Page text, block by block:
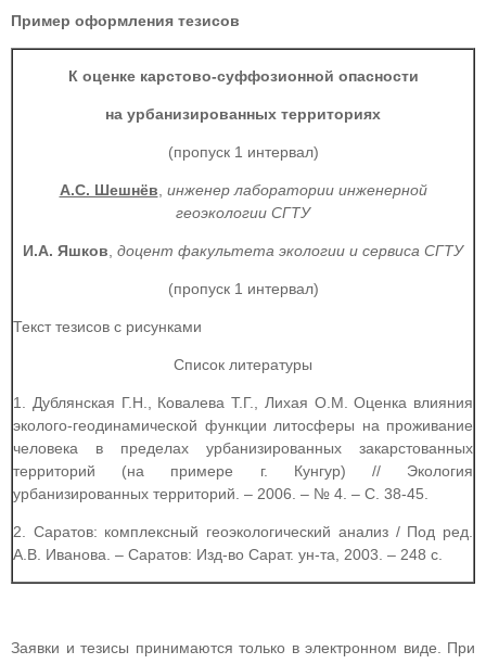
Пример оформления тезисов
К оценке карстово-суффозионной опасности
на урбанизированных территориях
(пропуск 1 интервал)
А.С. Шешнёв инженер лаборатории инженерной
геоэкологии СГТУ
И.А. Яшков доцент факультета экологии и сервиса СГТУ
(пропуск 1 интервал)
Текст тезисов с рисунками
Список литературы
1. Дублянская Г.Н., Ковалева Т.Г., Лихая О.М. Оценка влияния
эколого-геодинамической функции литосферы на проживание
человека в пределах урбанизированных закарстованных
территорий (на примере г. Кунгур) // Экология
урбанизированных территорий. – 2006. – № 4. – С. 38-45.
2. Саратов: комплексный геоэкологический анализ / Под ред.
А.В. Иванова. – Саратов: Изд-во Сарат. ун-та, 2003. – 248 с.
Заявки и тезисы принимаются только в электронном виде. При